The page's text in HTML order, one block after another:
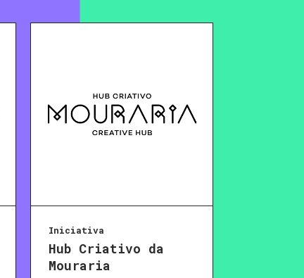
Iniciativa
Hub Criativo da
Mouraria